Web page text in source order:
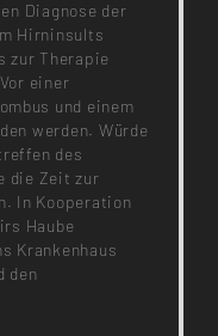
Diagnose der
Hirninsults
zur Therapie
einer
und einem
werden. Würde
des
die Zeit zur
In Kooperation
Haube
Krankenhaus
den